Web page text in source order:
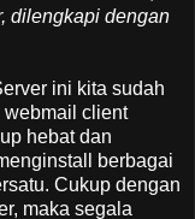
dilengkapi dengan
ini kita sudah
webmail client
hebat dan
berbagai
Cukup dengan
maka segala